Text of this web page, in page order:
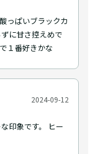
っぱいブラックカ
に甘さ控えめで
１番好きかな
2024-09-12
印象です。 ヒー